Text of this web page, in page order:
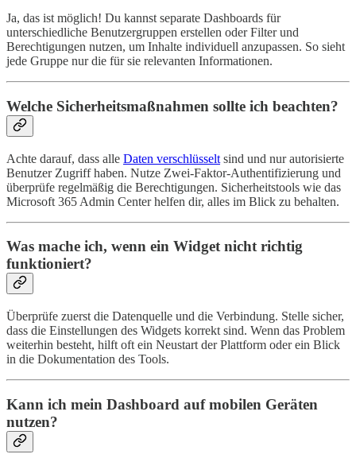
Ja, das ist möglich! Du kannst separate Dashboards für
unterschiedliche Benutzergruppen erstellen oder Filter und
Berechtigungen nutzen, um Inhalte individuell anzupassen. So sieht
jede Gruppe nur die für sie relevanten Informationen.
Welche Sicherheitsmaßnahmen sollte ich beachten?
Achte darauf, dass alle Daten verschlüsselt sind und nur autorisierte
Benutzer Zugriff haben. Nutze Zwei-Faktor-Authentifizierung und
überprüfe regelmäßig die Berechtigungen. Sicherheitstools wie das
Microsoft 365 Admin Center helfen dir, alles im Blick zu behalten.
Was mache ich, wenn ein Widget nicht richtig
funktioniert?
Überprüfe zuerst die Datenquelle und die Verbindung. Stelle sicher,
dass die Einstellungen des Widgets korrekt sind. Wenn das Problem
weiterhin besteht, hilft oft ein Neustart der Plattform oder ein Blick
in die Dokumentation des Tools.
Kann ich mein Dashboard auf mobilen Geräten
nutzen?